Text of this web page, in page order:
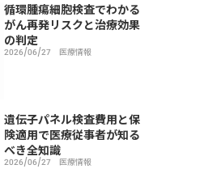
循環腫瘍細胞検査でわかる
がん再発リスクと治療効果
の判定
2026/06/27 医療情報
遺伝子パネル検査費用と保
険適用で医療従事者が知る
べき全知識
2026/06/27 医療情報